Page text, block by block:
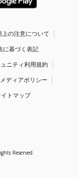
の注意について
に基づく表記
ニティ利用規約
ディアポリシー
トマップ
Reserved.